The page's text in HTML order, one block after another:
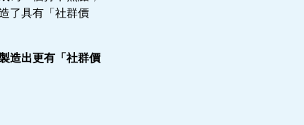
了具有「社群價
造出更有「社群價